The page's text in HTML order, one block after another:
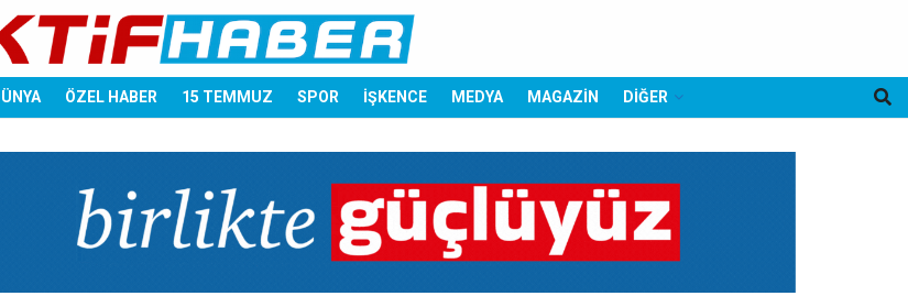
ÖZEL HABER 15 TEMMUZ SPOR İŞKENCE MEDYA MAGAZİN DİĞER